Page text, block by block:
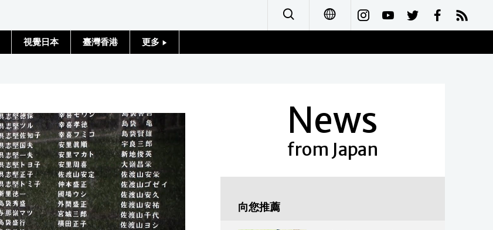
Français
視覺日本 臺灣香港 更多
政治外交
社會
財經
文化
News
from Japan
向您推薦